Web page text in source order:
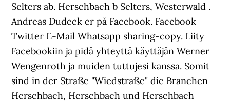
Selters ab. Herschbach b Selters, Westerwald .
Andreas Dudeck er på Facebook. Facebook
Twitter E-Mail Whatsapp sharing-copy. Liity
Facebookiin ja pidä yhteyttä käyttäjän Werner
Wengenroth ja muiden tuttujesi kanssa. Somit
sind in der Straße "Wiedstraße" die Branchen
Herschbach, Herschbach und Herschbach